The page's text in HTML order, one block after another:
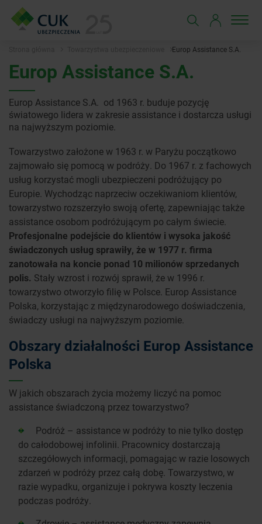
Europ Assistance S.A.
Europ Assistance S.A.
Europ Assistance S.A. od 1963 r. buduje pozycję
światowego lidera w zakresie assistance i dostarcza usługi
na najwyższym poziomie.
Towarzystwo założone w 1963 r. w Paryżu początkowo
zajmowało się pomocą w podróży. Do 1967 r. z fachowych
usług korzystać mogli ubezpieczeni podróżujący po
Europie. Wychodząc naprzeciw oczekiwaniom klientów,
towarzystwo rozszerzyło swoją ofertę, zapewniając także
assistance osobom podróżującym po całym świecie.
Profesjonalne podejście do klientów i wysoka jakość
świadczonych usług sprawiły, że w 1977 r. firma
zanotowała na koncie ponad 10 milionów sprzedanych
polis. Stały wzrost i rozwój sprawił, że w 1996 r.
towarzystwo otworzyło filię w Polsce. Europ Assistance
Polska, korzystając z międzynarodowego doświadczenia,
świadczy usługi na najwyższym poziomie.
Obszary działalności Europ Assistance
Polska
W jakich obszarach życia możemy liczyć na pomoc
assistance świadczoną przez towarzystwo?
Podróż – assistance w podróży to nie tylko dostęp
do całodobowej infolinii. Pracownicy dostarczają
szczegółowych informacji, pomagając w razie losowych
zdarzeń w podróży przez całą dobę. Towarzystwo, w
razie wypadku, organizuje i pokrywa koszty leczenia
podczas podróży.